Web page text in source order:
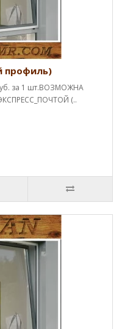
профиль)
за 1 шт.ВОЗМОЖНА
(..